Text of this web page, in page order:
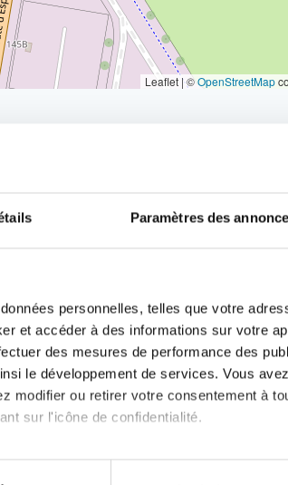
Paramètres des
personnelles, telles que votre
et accéder à des informations sur votre
des mesures de performance des
le développement de services. Vous
modifier ou retirer votre consentement à
sur l'icône de confidentialité.
:
Leaflet | ©OpenStreetMap
Ligue contre